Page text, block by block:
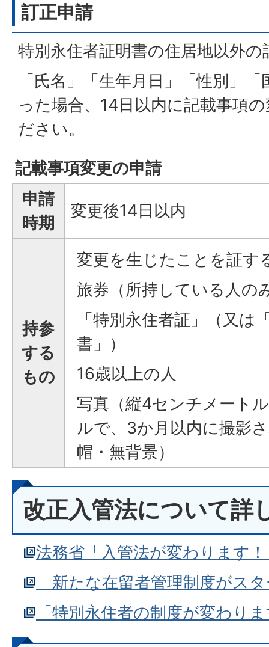
訂正申請
特別永住者証明書の住居地以外
「氏名」「生年月日」「性別」
った場合、14日以内に記載事項
ださい。
記載事項変更の申請
申請
時期
変更後14日以内
持参
する
もの
変更を生じたことを証す
旅券（所持している人の
「特別永住者証」（又は
書」）
16歳以上の人
写真（縦4センチメート
ルで、3か月以内に撮影
帽・無背景）
改正入管法について詳
法務省「入管法が変わります
「新たな在留者管理制度がス
「特別永住者の制度が変わり